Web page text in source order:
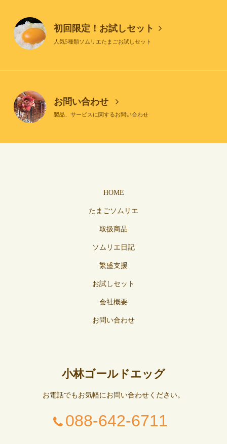
初回限定！お試しセット
人気5種類ソムリエたまごお試しセット
お問い合わせ
製品、サービスに関するお問い合わせ
HOME
たまごソムリエ
取扱商品
ソムリエ日記
繁盛支援
お試しセット
会社概要
お問い合わせ
小林ゴールドエッグ
お電話でもお気軽にお問い合わせください。
088-642-6711